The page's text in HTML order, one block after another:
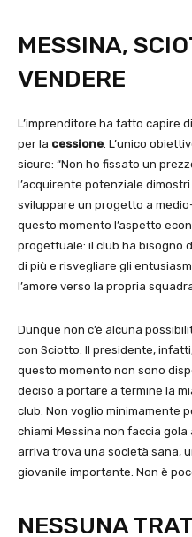
MESSINA,
VENDERE
L’imprenditore ha fatto capire
per la cessione. L’unico
sicure: “Non ho fissato un
l’acquirente potenziale
sviluppare un progetto a
questo momento l’aspetto
progettuale: il club ha bisogno
di più e risvegliare gli
l’amore verso la propria
Dunque non c’è alcuna
con Sciotto. Il presidente,
questo momento non sono
deciso a portare a termine la
club. Non voglio minimamente
chiami Messina non faccia
arriva trova una società sana,
giovanile importante. Non è
NESSUNA